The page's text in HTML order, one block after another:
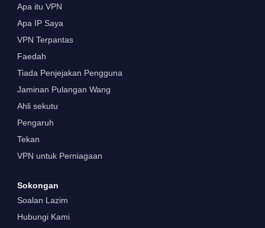
Apa itu VPN
Apa IP Saya
VPN Terpantas
Faedah
Tiada Penjejakan Pengguna
Jaminan Pulangan Wang
Ahli sekutu
Pengaruh
Tekan
VPN untuk Perniagaan
Sokongan
Soalan Lazim
Hubungi Kami